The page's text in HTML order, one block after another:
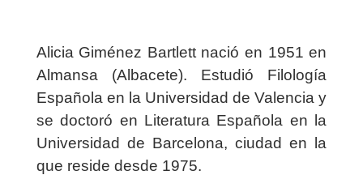
Alicia Giménez Bartlett nació en 1951 en
Almansa (Albacete). Estudió Filología
Española en la Universidad de Valencia y
se doctoró en Literatura Española en la
Universidad de Barcelona, ciudad en la
que reside desde 1975.